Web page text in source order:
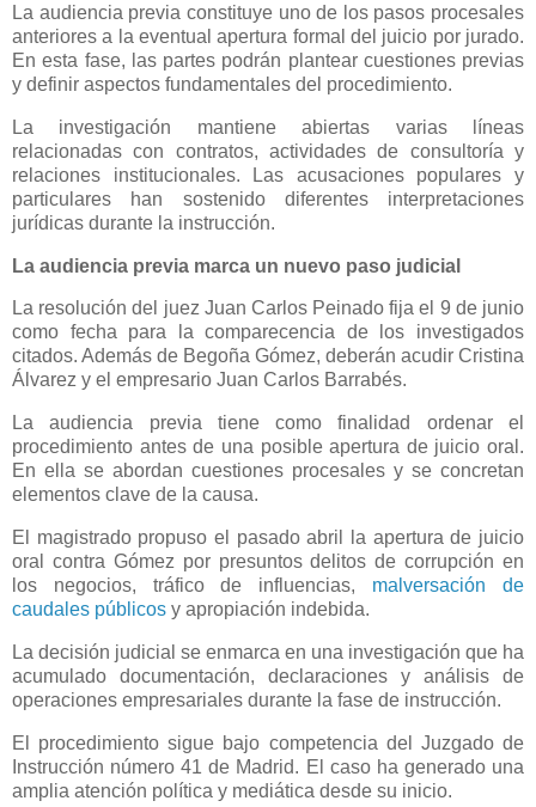
La audiencia previa constituye uno de los pasos procesales
anteriores a la eventual apertura formal del juicio por jurado.
En esta fase, las partes podrán plantear cuestiones previas
y definir aspectos fundamentales del procedimiento.
La investigación mantiene abiertas varias líneas
relacionadas con contratos, actividades de consultoría y
relaciones institucionales. Las acusaciones populares y
particulares han sostenido diferentes interpretaciones
jurídicas durante la instrucción.
La audiencia previa marca un nuevo paso judicial
La resolución del juez Juan Carlos Peinado fija el 9 de junio
como fecha para la comparecencia de los investigados
citados. Además de Begoña Gómez, deberán acudir Cristina
Álvarez y el empresario Juan Carlos Barrabés.
La audiencia previa tiene como finalidad ordenar el
procedimiento antes de una posible apertura de juicio oral.
En ella se abordan cuestiones procesales y se concretan
elementos clave de la causa.
El magistrado propuso el pasado abril la apertura de juicio
oral contra Gómez por presuntos delitos de corrupción en
los negocios, tráfico de influencias, malversación de
caudales públicos y apropiación indebida.
La decisión judicial se enmarca en una investigación que ha
acumulado documentación, declaraciones y análisis de
operaciones empresariales durante la fase de instrucción.
El procedimiento sigue bajo competencia del Juzgado de
Instrucción número 41 de Madrid. El caso ha generado una
amplia atención política y mediática desde su inicio.